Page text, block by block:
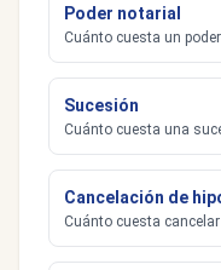
Poder notarial
Cuánto cuesta un
Sucesión
Cuánto cuesta una
Cancelación de
Cuánto cuesta